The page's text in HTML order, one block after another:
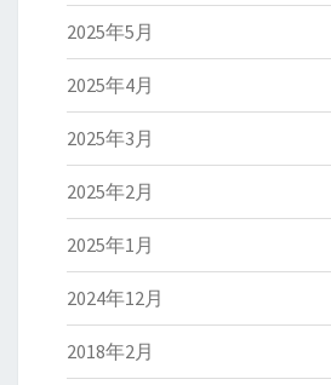
2025年5月
2025年4月
2025年3月
2025年2月
2025年1月
2024年12月
2018年2月